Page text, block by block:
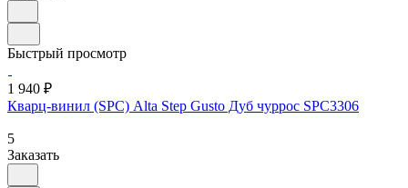
Быстрый просмотр
1 940 ₽
Кварц-винил (SPC) Alta Step Gusto Дуб чуррос SPC3306
5
Заказать